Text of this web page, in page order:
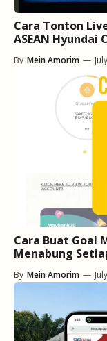
Cara Tonton
ASEAN Hyundai
By Mein Amorim —
Cara Buat Goal
Menabung
By Mein Amorim —